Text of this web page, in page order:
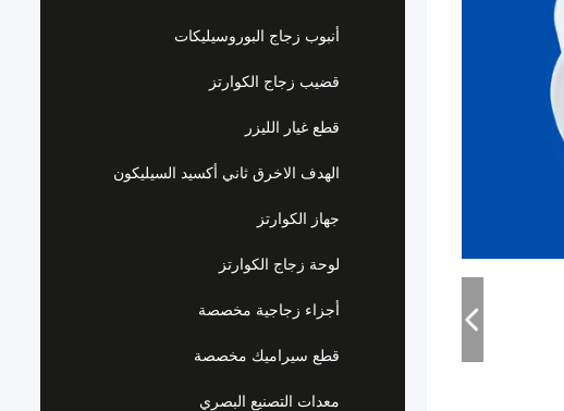
أنبوب زجاج البوروسيليكات
قضيب زجاج الكوارتز
قطع غيار الليزر
الهدف الاخرق ثاني أكسيد السيليكون
جهاز الكوارتز
لوحة زجاج الكوارتز
أجزاء زجاجية مخصصة
قطع سيراميك مخصصة
معدات التصنيع البصري